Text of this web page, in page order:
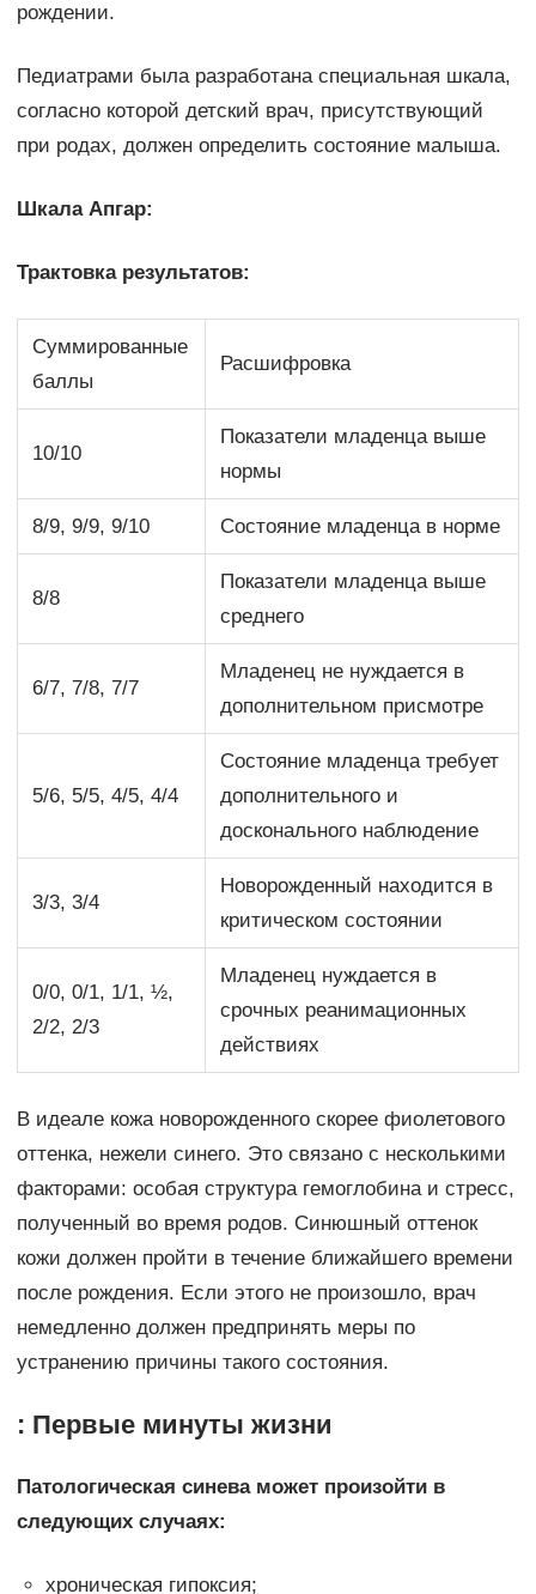
рождении.
Педиатрами была разработана специальная шкала,
согласно которой детский врач, присутствующий
при родах, должен определить состояние малыша.
Шкала Апгар:
Трактовка результатов:
Суммированные
баллы
Расшифровка
10/10
Показатели младенца выше
нормы
8/9, 9/9, 9/10 Состояние младенца в норме
8/8
Показатели младенца выше
среднего
6/7, 7/8, 7/7
Младенец не нуждается в
дополнительном присмотре
5/6, 5/5, 4/5, 4/4
Состояние младенца требует
дополнительного и
досконального наблюдение
3/3, 3/4
Новорожденный находится в
критическом состоянии
0/0, 0/1, 1/1, ½,
2/2, 2/3
Младенец нуждается в
срочных реанимационных
действиях
В идеале кожа новорожденного скорее фиолетового
оттенка, нежели синего. Это связано с несколькими
факторами: особая структура гемоглобина и стресс,
полученный во время родов. Синюшный оттенок
кожи должен пройти в течение ближайшего времени
после рождения. Если этого не произошло, врач
немедленно должен предпринять меры по
устранению причины такого состояния.
: Первые минуты жизни
Патологическая синева может произойти в
следующих случаях:
хроническая гипоксия;